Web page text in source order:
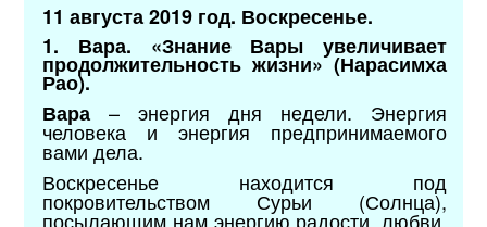
11 августа 2019 год. Воскресенье.
1. Вара. «Знание Вары увеличивает
продолжительность жизни» (Нарасимха
Рао).
Вара – энергия дня недели. Энергия
человека и энергия предпринимаемого
вами дела.
Воскресенье находится под
покровительством Сурьи (Солнца),
посылающим нам энергию радости, любви,